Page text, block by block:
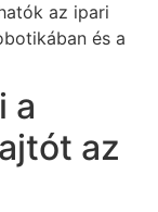
az ipari
és a
a
az